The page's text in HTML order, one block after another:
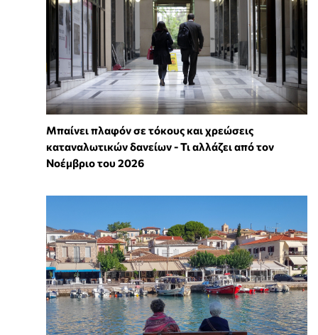
Μπαίνει πλαφόν σε τόκους και χρεώσεις
καταναλωτικών δανείων - Τι αλλάζει από τον
Νοέμβριο του 2026